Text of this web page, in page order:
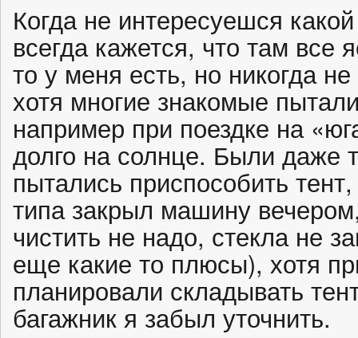
Когда не интересуешся
всегда кажется, что там
то у меня есть, но никогда
хотя многие знакомые
например при поездке на
долго на солнце. Были даже
пытались приспособить
типа закрыл машину
чистить не надо, стекла не
еще какие то плюсы), хотя
планировали складывать
багажник я забыл уточнить.